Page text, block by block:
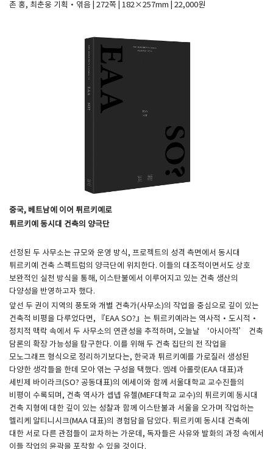
존 홍, 최춘웅 기획·엮음 | 272쪽 | 182×257mm | 22,000원​
​중국, 베트남에 이어 튀르키예로
튀르키예 동시대 건축의 양극단
선정된 두 사무소는 규모와 운영 방식, 프로젝트의 성격 측면에서 동시대
튀르키예 건축 스펙트럼의 양극단에 위치한다. 이들의 대조적이면서도 상호
보완적인 실천 방식을 통해, 이스탄불에서 이루어지고 있는 건축 생산의
다양성을 반영하고자 했다.
앞선 두 권이 지역의 풍토와 개별 건축가(사무소)의 작업을 중심으로 깊이 있는
건축적 비평을 다루었다면, 『EAA SO?』는 튀르키예라는 역사적·도시적·
정치적 맥락 속에서 두 사무소의 연관성을 추적하며, 오늘날 ‘아시아적’ 건축
담론의 확장 가능성을 탐구한다. 이를 위해 두 건축 집단의 전 작업을
모노그래프 형식으로 정리하기보다는, 한국과 튀르키예를 가로질러 생성된
다양한 생각들을 한데 모아 엮는 구성을 택했다. 엠레 아롤랏(EAA 대표)과
세빈제 바이라크(SO? 공동대표)의 에세이와 함께 서울대학교 교수진들의
비평이 수록되며, 건축 역사가 셉넵 유첼(MEF대학교 교수)의 튀르키예 동시대
건축 지형에 대한 깊이 있는 성찰과 함께 이스탄불과 서울을 오가며 작업하는
멜리케 알티니시크(MAA 대표)의 경험담을 담았다. 튀르키예 동시대 건축에
대한 서로 다른 관점들이 교차하는 가운데, 독자들은 사유와 발화의 과정 속에서
이들 작업의 윤곽을 포착할 수 있을 것이다.​